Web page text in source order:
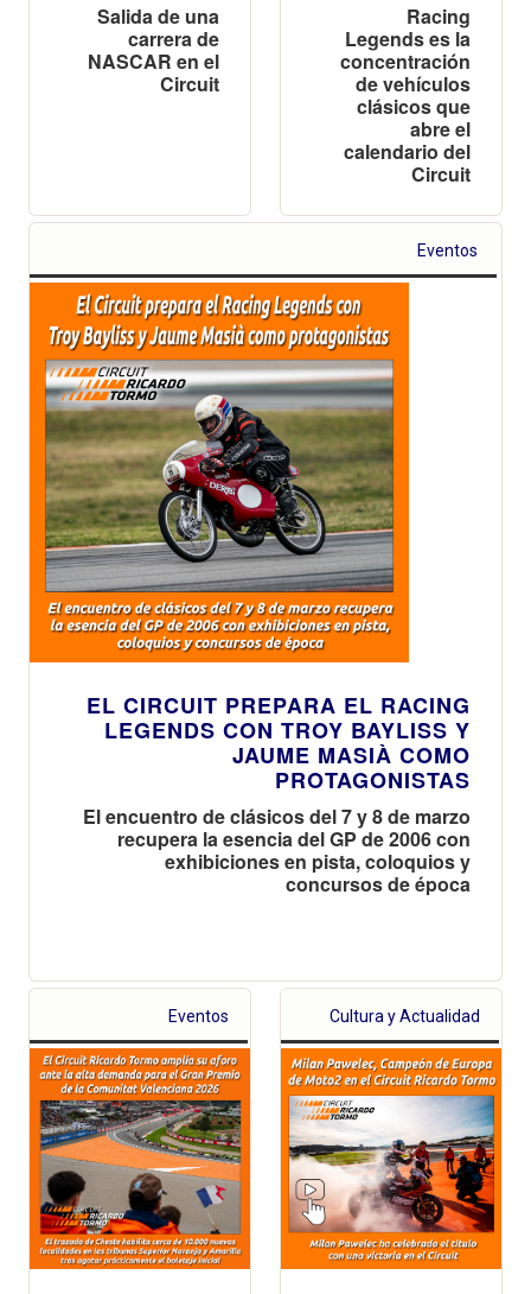
Salida de una
carrera de
NASCAR en el
Circuit
Racing
Legends es la
concentración
de vehículos
clásicos que
abre el
calendario del
Circuit
Eventos
EL CIRCUIT PREPARA EL RACING
LEGENDS CON TROY BAYLISS Y
JAUME MASIÀ COMO
PROTAGONISTAS
El encuentro de clásicos del 7 y 8 de marzo
recupera la esencia del GP de 2006 con
exhibiciones en pista, coloquios y
concursos de época
Eventos Cultura y Actualidad